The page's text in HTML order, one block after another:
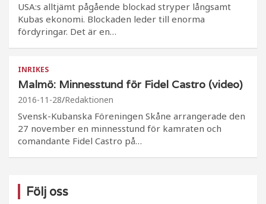
USA:s alltjämt pågående blockad stryper långsamt
Kubas ekonomi. Blockaden leder till enorma
fördyringar. Det är en…
INRIKES
Malmö: Minnesstund för Fidel Castro (video)
2016-11-28 Redaktionen
Svensk-Kubanska Föreningen Skåne arrangerade den
27 november en minnesstund för kamraten och
comandante Fidel Castro på…
Följ oss